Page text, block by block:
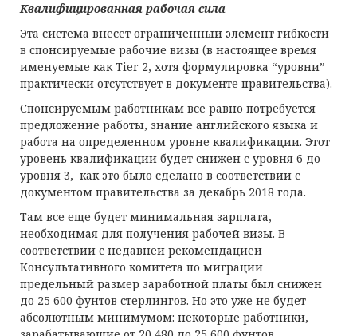
Квалифицированная рабочая сила
Эта система внесет ограниченный элемент гибкости
в спонсируемые рабочие визы (в настоящее время
именуемые как Tier 2, хотя формулировка “уровни”
практически отсутствует в документе правительства).
Спонсируемым работникам все равно потребуется
предложение работы, знание английского языка и
работа на определенном уровне квалификации. Этот
уровень квалификации будет снижен с уровня 6 до
уровня 3, как это было сделано в соответствии с
документом правительства за декабрь 2018 года.
Там все еще будет минимальная зарплата,
необходимая для получения рабочей визы. В
соответствии с недавней рекомендацией
Консультативного комитета по миграции
предельный размер заработной платы был снижен
до 25 600 фунтов стерлингов. Но это уже не будет
абсолютным минимумом: некоторые работники,